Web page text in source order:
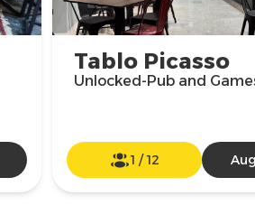
Tablo Picasso
Unlocked-Pub and
1 /12